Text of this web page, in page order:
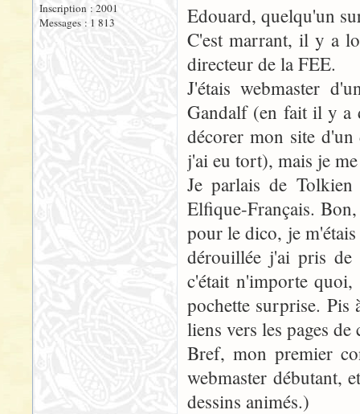
Inscription : 2001
Messages : 1 813
Edouard, quelqu'un
C'est marrant, il y a
directeur de la FEE.
J'étais webmaster
Gandalf (en fait il y a
décorer mon site
j'ai eu tort), mais je
Je parlais de
Elfique-Français.
pour le dico, je
dérouillée j'ai pris
c'était n'importe quoi,
pochette surprise. Pis
liens vers les pages
Bref, mon premier
webmaster débutant,
dessins animés.)